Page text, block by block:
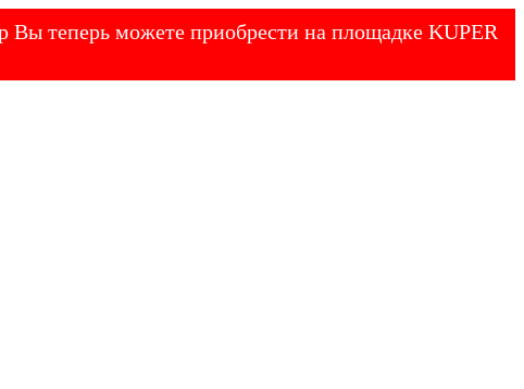
Вы теперь можете приобрести на площадке KUPER